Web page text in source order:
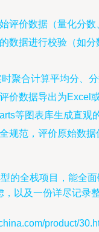
评价数据（量化分数
数据进行校验（如
聚合计算平均分、
价数据导出为Excel
等图表库生成直观
规范，评价原始数
的全栈项目，能全
以及一份详尽记
product/